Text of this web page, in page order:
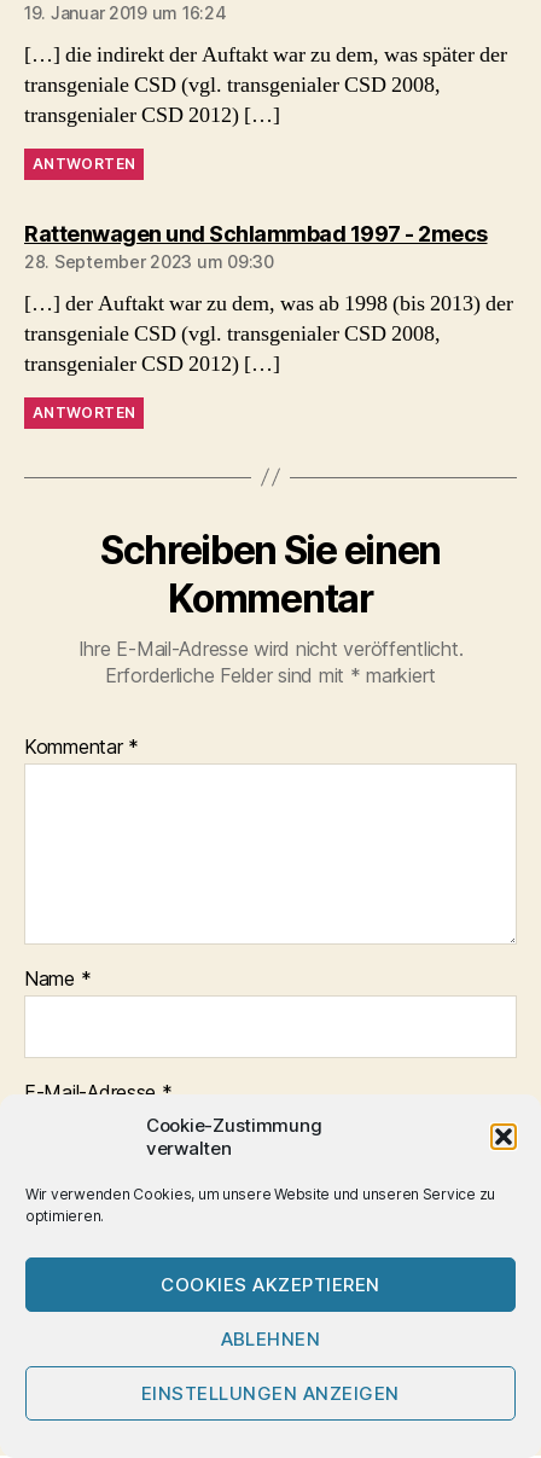
Cookie-Zustimmung
verwalten
Wir verwenden Cookies, um unsere Website und unseren Service zu
optimieren.
COOKIES AKZEPTIEREN
ABLEHNEN
EINSTELLUNGEN ANZEIGEN
19. Januar 2019 um 16:24
[…] die indirekt der Auftakt war zu dem, was später der
transgeniale CSD (vgl. transgenialer CSD 2008,
transgenialer CSD 2012) […]
ANTWORTEN
Rattenwagen und Schlammbad 1997 - 2mecssagt:
28. September 2023 um 09:30
[…] der Auftakt war zu dem, was ab 1998 (bis 2013) der
transgeniale CSD (vgl. transgenialer CSD 2008,
transgenialer CSD 2012) […]
ANTWORTEN
Schreiben Sie einen
Kommentar
Ihre E-Mail-Adresse wird nicht veröffentlicht.
Erforderliche Felder sind mit * markiert
Kommentar *
Name *
E-Mail-Adresse *
Website